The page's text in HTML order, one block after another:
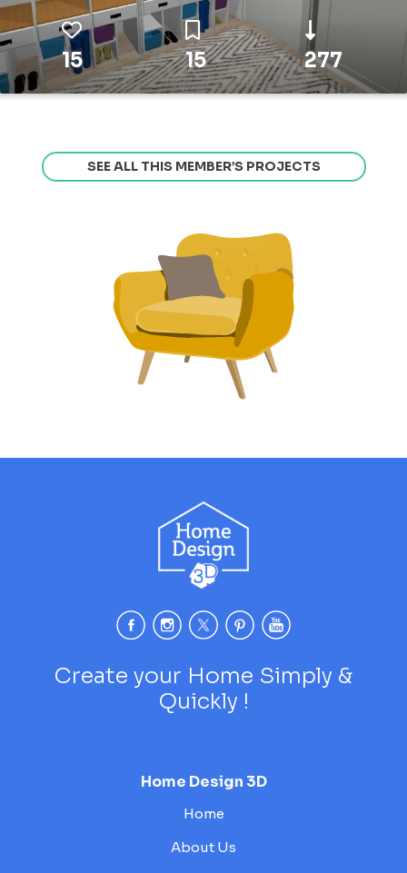
15 15 277
SEE ALL THIS MEMBER’S PROJECTS
Create your Home Simply &
Quickly !
Home Design 3D
Home
About Us